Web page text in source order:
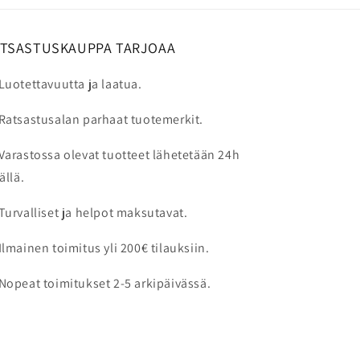
sisäpehmusteet voidaan pestä
valmistajan ohjeiden mukaan. Älä
liuottimia, sillä ne voivat vahingoittaa
TARJOAA
ja laatua.
parhaat tuotemerkit.
olevat tuotteet lähetetään 24h
ja helpot maksutavat.
toimitus yli 200€ tilauksiin.
toimitukset 2-5 arkipäivässä.